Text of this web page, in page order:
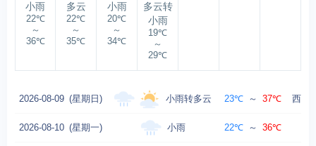
小雨
22℃
～
36℃
多云
22℃
～
35℃
小雨
20℃
～
34℃
多云转
小雨
19℃
～
29℃
2026-08-09 (星期日) 小雨转多云 23℃ ～ 37℃ 西风
2026-08-10 (星期一) 小雨 22℃ ～ 36℃